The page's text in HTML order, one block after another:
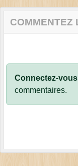
COMMENTEZ
Connectez-vous
commentaires.